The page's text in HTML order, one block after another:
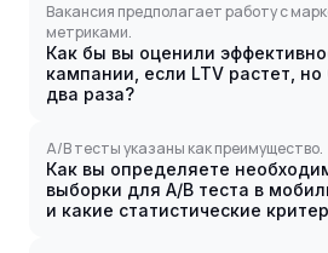
Вакансия предполагает работу с
метриками.
Как бы вы оценили
кампании, если LTV растет, но
два раза?
A/B тесты указаны как преимущество.
Как вы определяете
выборки для A/B теста в
и какие статистические